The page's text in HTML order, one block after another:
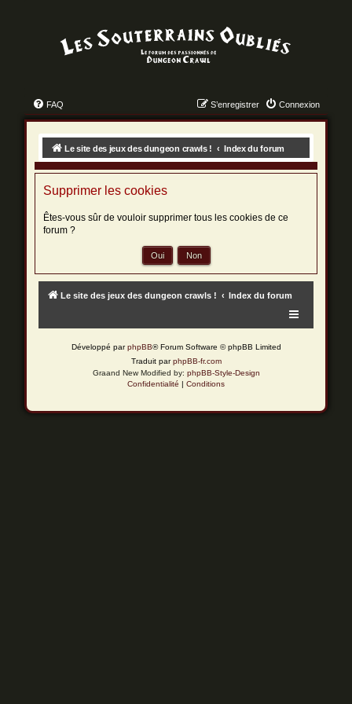
FAQ Connexion
S’enregistrer
Le site des jeux des dungeon crawls ! Index du forum
Supprimer les cookies
Êtes-vous sûr de vouloir supprimer tous les cookies de ce
forum ?
Le site des jeux des dungeon crawls ! Index du forum
Développé parphpBB® Forum Software © phpBB Limited
Traduit parphpBB-fr.com
Graand New Modified by: phpBB-Style-Design
Confidentialité | Conditions